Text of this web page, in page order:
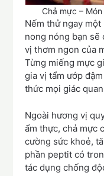
Chả mực –
Nếm thử ngay
nong nóng bạn sẽ
vị thơm ngon của
Từng miếng mực
gia vị tẩm ướp
thức mọi giác
Ngoài hương vị
ẩm thực, chả mực
cường sức khoẻ,
phần peptit có
tác dụng chống